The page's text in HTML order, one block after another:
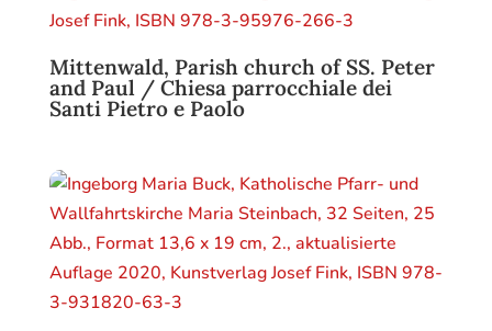
Mittenwald, Parish church of SS. Peter
and Paul / Chiesa parrocchiale dei
Santi Pietro e Paolo